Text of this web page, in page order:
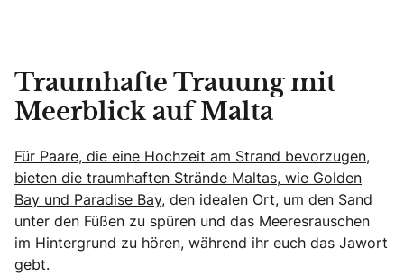
Traumhafte Trauung mit
Meerblick auf Malta
Für Paare, die eine Hochzeit am Strand bevorzugen,
bieten die traumhaften Strände Maltas, wie Golden
Bay und Paradise Bay, den idealen Ort, um den Sand
unter den Füßen zu spüren und das Meeresrauschen
im Hintergrund zu hören, während ihr euch das Jawort
gebt.